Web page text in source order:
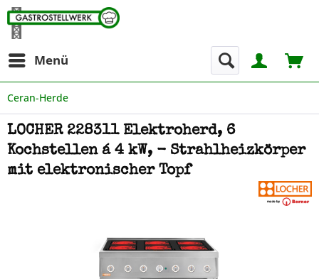
Menü
Ceran-Herde
LOCHER 228311 Elektroherd, 6
Kochstellen á 4 kW, - Strahlheizkörper
mit elektronischer Topf